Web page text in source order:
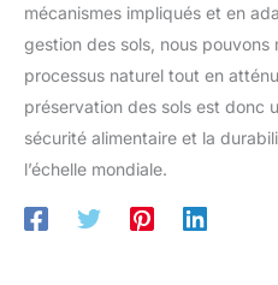
mécanismes impliqués et en
gestion des sols, nous
processus naturel tout en
préservation des sols est donc
sécurité alimentaire et la
l’échelle mondiale.